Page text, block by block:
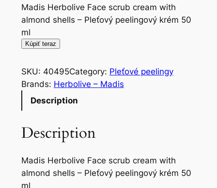
Madis Herbolive Face scrub cream with
almond shells – Pleťový peelingový krém 50
ml
Kúpiť teraz
SKU: 40495Category: Pleťové peelingy
Brands: Herbolive – Madis
Description
Description
Madis Herbolive Face scrub cream with
almond shells – Pleťový peelingový krém 50
ml